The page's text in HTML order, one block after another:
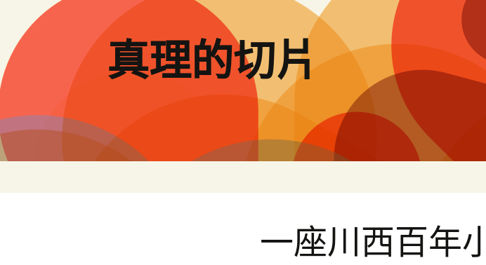
要
內
容
真理的切片
一座川西百年